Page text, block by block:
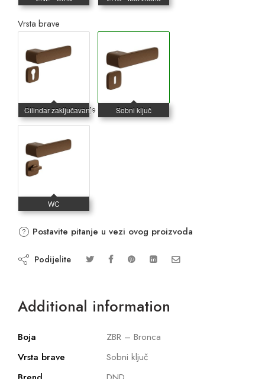
Vrsta brave
Postavite pitanje u vezi ovog proizvoda
Podijelite
Additional information
Boja
ZBR – Bronca
Vrsta brave
Sobni ključ